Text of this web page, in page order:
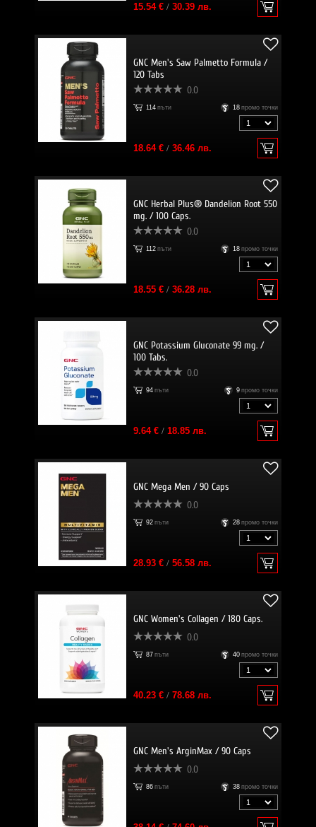
15.54 €/ 30.39 лв.
GNC Men's Saw Palmetto Formula /
120 Tabs
0.0
114 пъти 18 промо точки
18.64 €/ 36.46 лв.
GNC Herbal Plus® Dandelion Root 550
mg. / 100 Caps.
0.0
112 пъти 18 промо точки
18.55 €/ 36.28 лв.
GNC Potassium Gluconate 99 mg. /
100 Tabs.
0.0
94 пъти 9 промо точки
9.64 €/ 18.85 лв.
GNC Mega Men / 90 Caps
0.0
92 пъти 28 промо точки
28.93 €/ 56.58 лв.
GNC Women's Collagen / 180 Caps.
0.0
87 пъти 40 промо точки
40.23 €/ 78.68 лв.
GNC Men's ArginMax / 90 Caps
0.0
86 пъти 38 промо точки